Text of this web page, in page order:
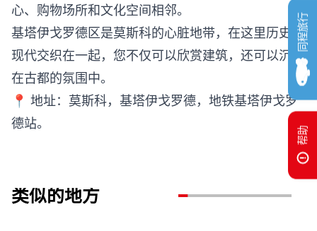
心、购物场所和文化空间相邻。
基塔伊戈罗德区是莫斯科的心脏地带，在这里历史与
现代交织在一起，您不仅可以欣赏建筑，还可以沉浸
在古都的氛围中。
📍 地址：莫斯科，基塔伊戈罗德，地铁基塔伊戈罗
德站。
类似的地方
帮助
同程旅行